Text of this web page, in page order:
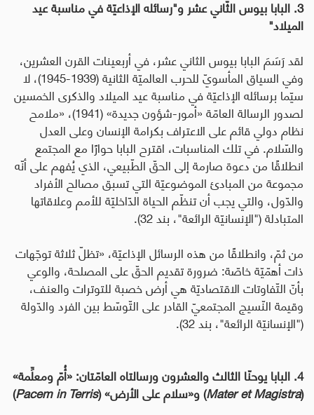
3. البابا بيوس الثّاني عشر و"رسائله الإذاعيّة في مناسبة عيد
الميلاد"
لقد رَسَمَ البابا بيوس الثاني عشر، في أربعينات القرن العشرين،
وفي السياق المأسويّ للحرب العالميّة الثانية (1939-1945 )، لا
سيّما برسائله الإذاعيّة في مناسبة عيد الميلاد والذكرى الخمسين
لصدور الرسالة العامّة «أمور-شؤون جديدة» (1941)، «ملامح
نظام دولي قائم على الاعتراف بكرامة الإنسان وعلى العدل
والسّلام. في تلك المناسبات، اقترح البابا حوارًا مع المجتمع
انطلاقًا من دعوة صارمة إلى الحقّ الطّبيعي، الذي يُفهم على أنّه
مجموعة من المبادئ الموضوعيّة التي تسبق مصالح الأفراد
والدّول، والتي يجب أن تنظّم الحياة الدّاخليّة للأمم وعلاقاتها
المتبادلة ("الإنسانيّة الرائعة"، بند 32).
من ثمّ، وانطلاقًا من هذه الرسائل الإذاعيّة، «تظلّ ثلاثة توجّهات
ذات أهمّيّة خاصّة: ضرورة تقديم الحقّ على المصلحة، والوعي
بأنّ التّفاوتات الاقتصاديّة هي أرض خصبة للتوترات والعنف،
وقيمة النّسيج المجتمعيّ القادر على التّوسّط بين الفرد والدّولة
("الإنسانيّة الرائعة"، بند 32).
4. البابا يوحنّا الثالث والعشرون ورسالتاه العامّتان: «أُمّ ومعلِّمة»
(
Mater et Magistra) و«سلام على الأرض» (Pacem in Terris
)